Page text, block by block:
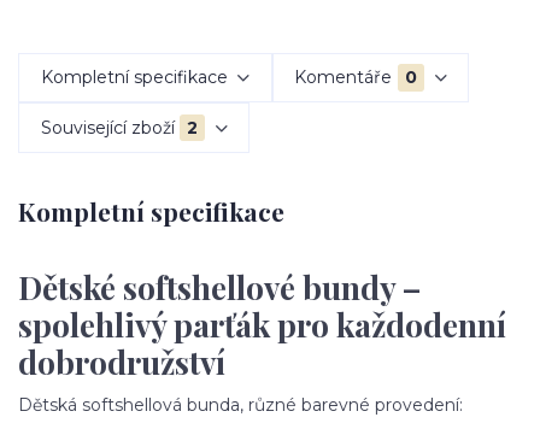
Kompletní specifikace Komentáře 0
Související zboží 2
Kompletní specifikace
Dětské softshellové bundy –
spolehlivý parťák pro každodenní
dobrodružství
Dětská softshellová bunda, různé barevné provedení: